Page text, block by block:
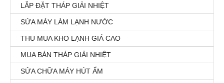
LẮP ĐẶT THÁP GIẢI NHIỆT
SỬA MÁY LÀM LẠNH NƯỚC
THU MUA KHO LẠNH GIÁ CAO
MUA BÁN THÁP GIẢI NHIỆT
SỬA CHỮA MÁY HÚT ẨM